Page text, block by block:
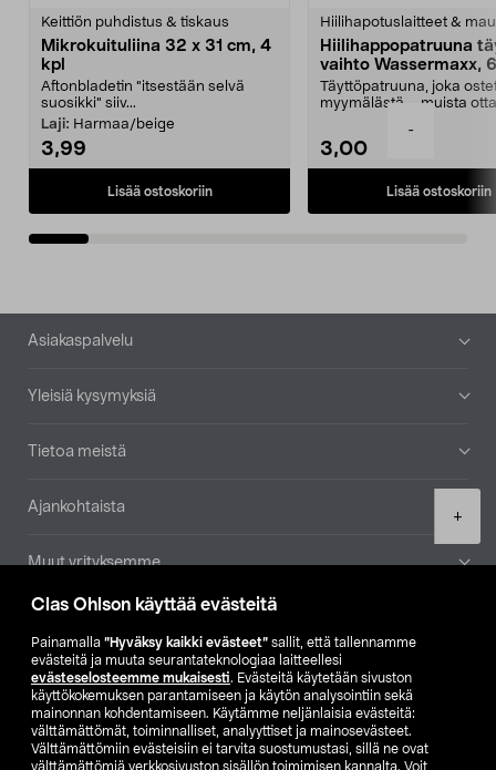
Clas Ohlson käyttää evästeitä
Painamalla ”Hyväksy kaikki evästeet” sallit, että tallennamme
evästeitä ja muuta seurantateknologiaa laitteellesi
evästeselosteemme mukaisesti. Evästeitä käytetään sivuston
käyttökokemuksen parantamiseen ja käytön analysointiin sekä
mainonnan kohdentamiseen. Käytämme neljänlaisia evästeitä:
välttämättömät, toiminnalliset, analyyttiset ja mainosevästeet.
Välttämättömiin evästeisiin ei tarvita suostumustasi, sillä ne ovat
välttämättömiä verkkosivuston sisällön toimimisen kannalta. Voit
-
+
Keittiön puhdistus & tiskaus
Mikrokuituliina 32 x 31 cm, 4
kpl
Aftonbladetin "itsestään selvä
suosikki" siiv...
Laji: Harmaa/beige
3,99
Lisää ostoskoriin
Hiilihapotuslaitteet &
Hiilihappopatruuna
vaihto Wassermaxx,
Täyttöpatruuna, joka
myymälästä – muista
3,00
Lisää ostoskoriin
Alatunniste
Asiakaspalvelu
Yleisiä kysymyksiä
Tietoa meistä
Ajankohtaista
Muut yrityksemme
Etsi myymälä
SE NO FI
FI SV